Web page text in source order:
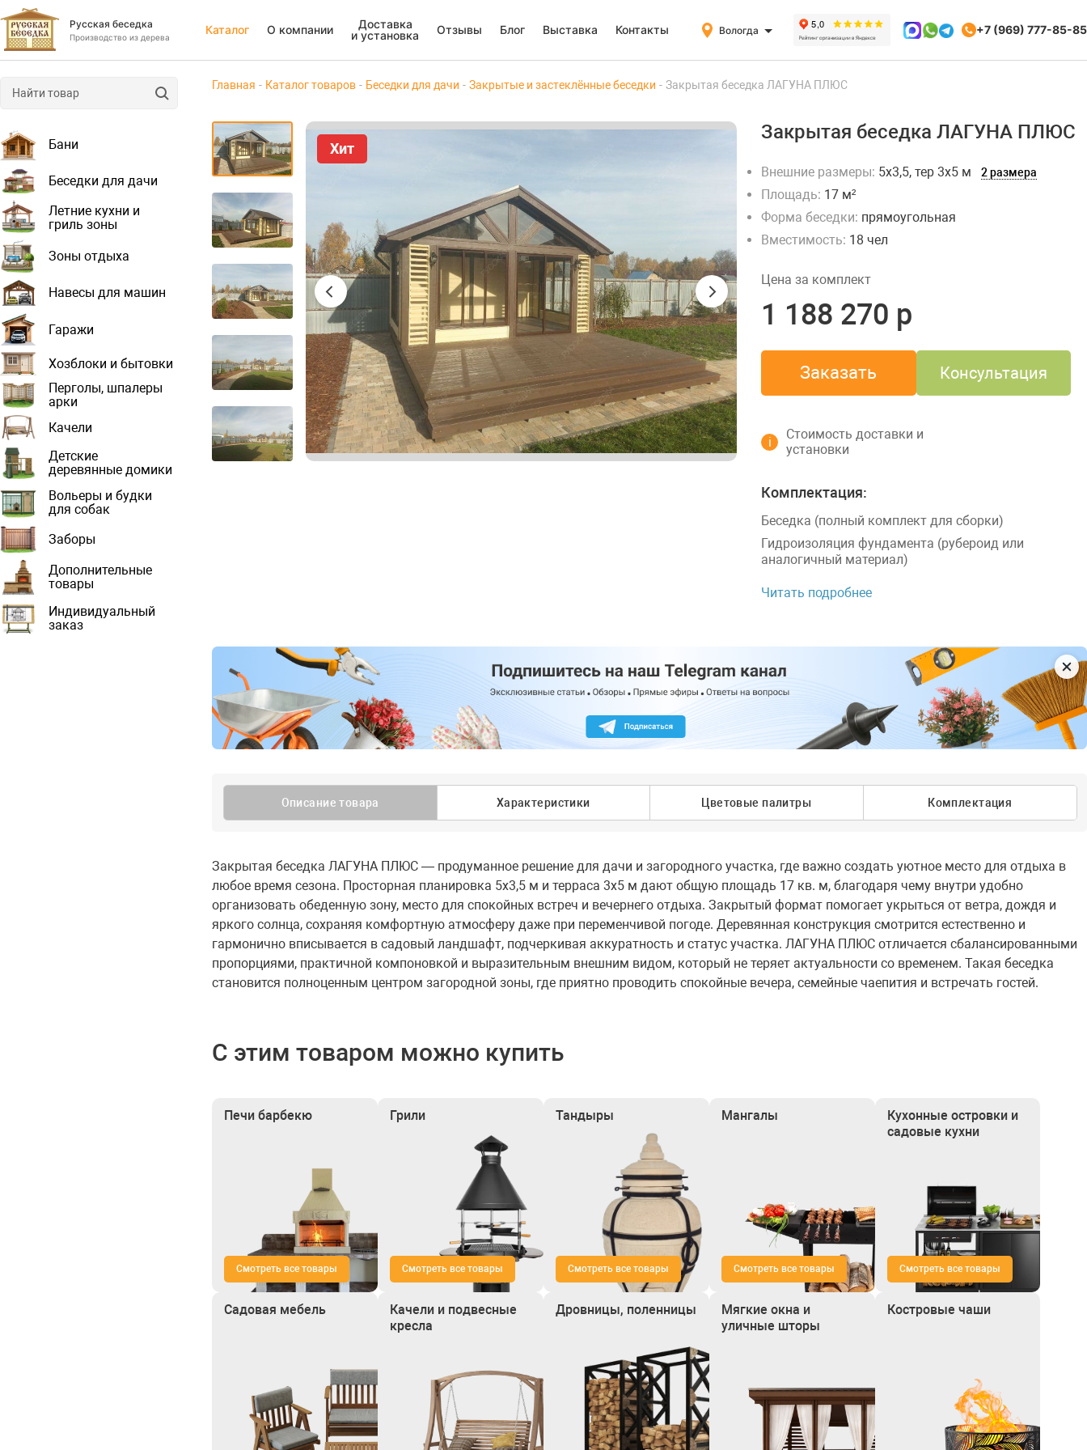
Русская беседка
Производство из дерева
Каталог О компании
Доставка
и установка
Отзывы Блог Выставка Контакты Вологда +7 (969) 777-85-85
Бани
Беседки для дачи
Летние кухни и
гриль зоны
Зоны отдыха
Навесы для машин
Гаражи
Хозблоки и бытовки
Перголы, шпалеры
арки
Качели
Детские
деревянные домики
Вольеры и будки
для собак
Заборы
Дополнительные
товары
Индивидуальный
заказ
Главная Каталог товаров Беседки для дачи Закрытые и застеклённые беседки Закрытая беседка ЛАГУНА ПЛЮС
Хит
Закрытая беседка ЛАГУНА ПЛЮС
Внешние размеры: 5х3,5, тер 3х5 м 2 размера
Площадь: 17 м²
Форма беседки: прямоугольная
Вместимость: 18 чел
Цена за комплект
1 188 270 р
Заказать Консультация
i
Стоимость доставки и
установки
Комплектация:
Беседка (полный комплект для сборки)
Гидроизоляция фундамента (рубероид или
аналогичный материал)
Читать подробнее
Описание товара Характеристики Цветовые палитры Комплектация
Закрытая беседка ЛАГУНА ПЛЮС — продуманное решение для дачи и загородного участка, где важно создать уютное место для отдыха в
любое время сезона. Просторная планировка 5х3,5 м и терраса 3х5 м дают общую площадь 17 кв. м, благодаря чему внутри удобно
организовать обеденную зону, место для спокойных встреч и вечернего отдыха. Закрытый формат помогает укрыться от ветра, дождя и
яркого солнца, сохраняя комфортную атмосферу даже при переменчивой погоде. Деревянная конструкция смотрится естественно и
гармонично вписывается в садовый ландшафт, подчеркивая аккуратность и статус участка. ЛАГУНА ПЛЮС отличается сбалансированными
пропорциями, практичной компоновкой и выразительным внешним видом, который не теряет актуальности со временем. Такая беседка
становится полноценным центром загородной зоны, где приятно проводить спокойные вечера, семейные чаепития и встречать гостей.
С этим товаром можно купить
Печи барбекю
Смотреть все товары
Грили
Смотреть все товары
Тандыры
Смотреть все товары
Мангалы
Смотреть все товары
Кухонные островки и
садовые кухни
Смотреть все товары
Садовая мебель
Качели и подвесные
кресла
Дровницы, поленницы
Мягкие окна и
уличные шторы
Костровые чаши